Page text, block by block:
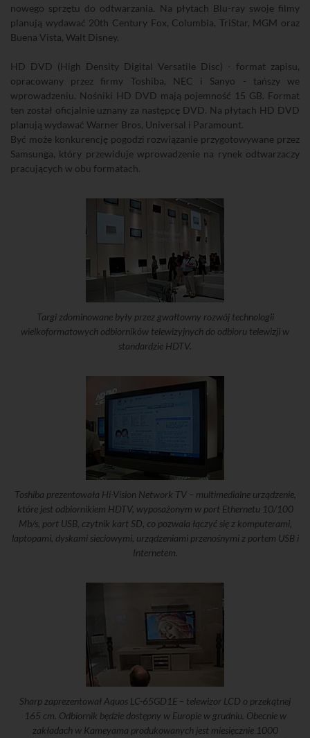
nowego sprzętu do odtwarzania. Na płytach Blu-ray swoje filmy
planują wydawać 20th Century Fox, Columbia, TriStar, MGM oraz
Buena Vista, Walt Disney.
HD DVD (High Density Digital Versatile Disc) - format zapisu,
opracowany przez firmy Toshiba, NEC i Sanyo - tańszy we
wprowadzeniu. Nośniki HD DVD mają pojemność 15 GB. Format
ten został oficjalnie uznany za następcę DVD. Na płytach HD DVD
planują wydawać Warner Bros, Universal i Paramount.
Być może konkurencję pogodzi rozwiązanie przygotowywane przez
Samsunga, który przewiduje wprowadzenie na rynek odtwarzaczy
pracujących w obu formatach.
Targi zdominowane były przez gwałtowny rozwój technologii
wielkoformatowych odbiorników telewizyjnych do odbioru telewizji w
standardzie HDTV.
Toshiba prezentowała Hi-Vision Network TV – multimedialne urządzenie,
które jest odbiornikiem HDTV, wyposażonym w port Ethernetu 10/100
Mb/s, port USB, czytnik kart SD, co pozwala łączyć się z komputerami,
laptopami, dyskami sieciowymi, urządzeniami przenośnymi z portem USB i
Internetem.
Sharp zaprezentował Aquos LC-65GD1E – telewizor LCD o przekątnej
165 cm. Odbiornik będzie dostępny w Europie w grudniu. Obecnie w
zakładach w Kameyama produkowanych jest miesięcznie 1000